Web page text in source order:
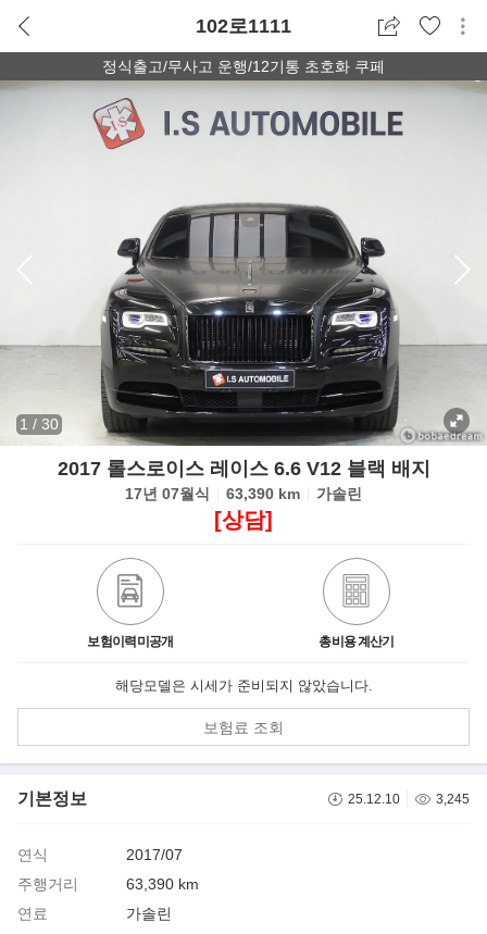
102로1111
정식출고/무사고 운행/12기통 초호화 쿠페
1 / 30
2017 롤스로이스 레이스 6.6 V12 블랙 배지
17년 07월식 63,390 km 가솔린
[상담]
보험이력미공개 총비용 계산기
해당모델은 시세가 준비되지 않았습니다.
보험료 조회
기본정보 25.12.10 3,245
연식
2017/07
주행거리
63,390 km
연료
가솔린